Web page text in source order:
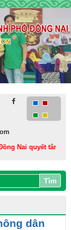
Nai quyết tâm
Tìm
dân